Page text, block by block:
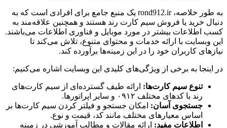
به طور خلاصه، rond912.ir یک منبع جامع برای افرادی است که به
دنبال خرید یا فروش سیم کارت رند هستند و همچنین علاقه‌مند به
کسب اطلاعات بیشتر در مورد موبایل و فناوری اطلاعات می‌باشند.
این وبسایت با ارائه خدمات و محتوای متنوع، تلاش می‌کند تا
نیازهای کاربران خود را در این زمینه‌ها برآورده کند.
در اینجا به برخی از ویژگی‌های کلیدی این وبسایت اشاره می‌کنیم:
تنوع سیم کارت‌ها: ارائه طیف گسترده‌ای از سیم کارت‌های
رند با کدهای مختلف ۰۹۱۲ و سایر اپراتورها.
جستجوی آسان: امکان جستجو و فیلتر کردن سیم کارت‌ها بر
اساس معیارهای مختلف مانند کد، قیمت و نوع.
اطلاعات مفید: ارائه مقالات و مطالب آموزشی در زمینه